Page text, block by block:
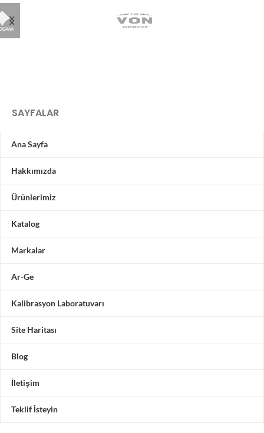
SAYFALAR
Ana Sayfa
Hakkımızda
Ürünlerimiz
Katalog
Markalar
Ar-Ge
Kalibrasyon Laboratuvarı
Site Haritası
Blog
İletişim
Teklif İsteyin